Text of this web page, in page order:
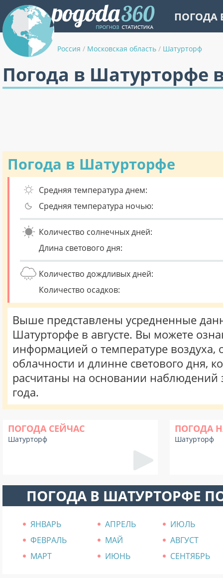
ПОГОДА
Россия / Московская область / Шатурторф
Погода в Шатурторфе
Погода в Шатурторфе
Средняя температура днем:
Средняя температура ночью:
Количество солнечных дней:
Длина светового дня:
Количество дождливых дней:
Количество осадков:
Выше представлены усредненные
Шатурторфе в августе. Вы можете
информацией о температуре воздуха,
облачности и длинне светового дня,
расчитаны на основании наблюдений
года.
ПОГОДА СЕЙЧАС
Шатурторф
ПОГОДА
Шатурторф
ПОГОДА В ШАТУРТОРФЕ
ЯНВАРЬ АПРЕЛЬ
ИЮЛЬ
ФЕВРАЛЬ
МАЙ
АВГУСТ
МАРТ
ИЮНЬ СЕНТЯБРЬ